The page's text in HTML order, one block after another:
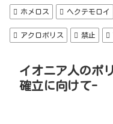
ホメロス ヘクテモロイ
アクロポリス 禁止
イオニア人のポ
確立に向けて-